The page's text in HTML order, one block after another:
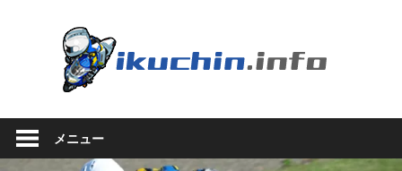
ち
ん
ち
メニュー